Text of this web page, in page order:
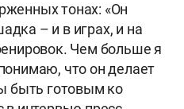
тонах: «Он
– и в играх, и на
Чем больше я
что он делает
быть готовым ко